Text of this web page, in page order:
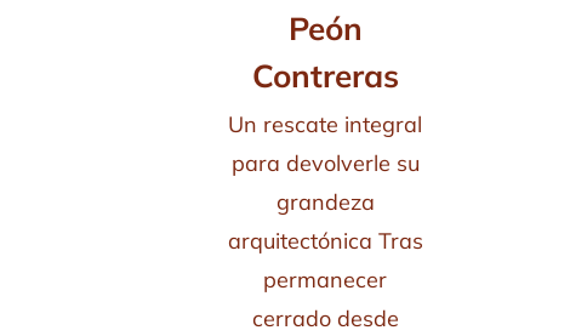
Peón
Contreras
Un rescate integral
para devolverle su
grandeza
arquitectónica Tras
permanecer
cerrado desde